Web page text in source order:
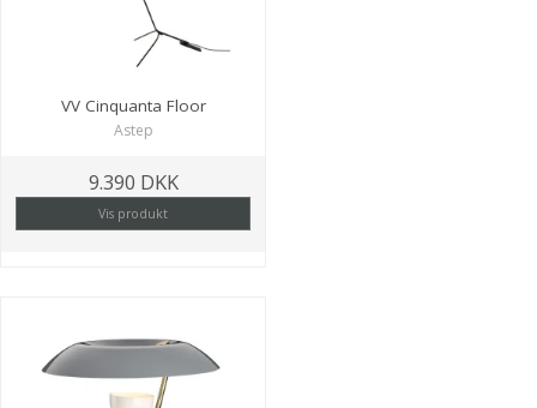
VV Cinquanta Floor
Astep
9.390 DKK
Vis produkt